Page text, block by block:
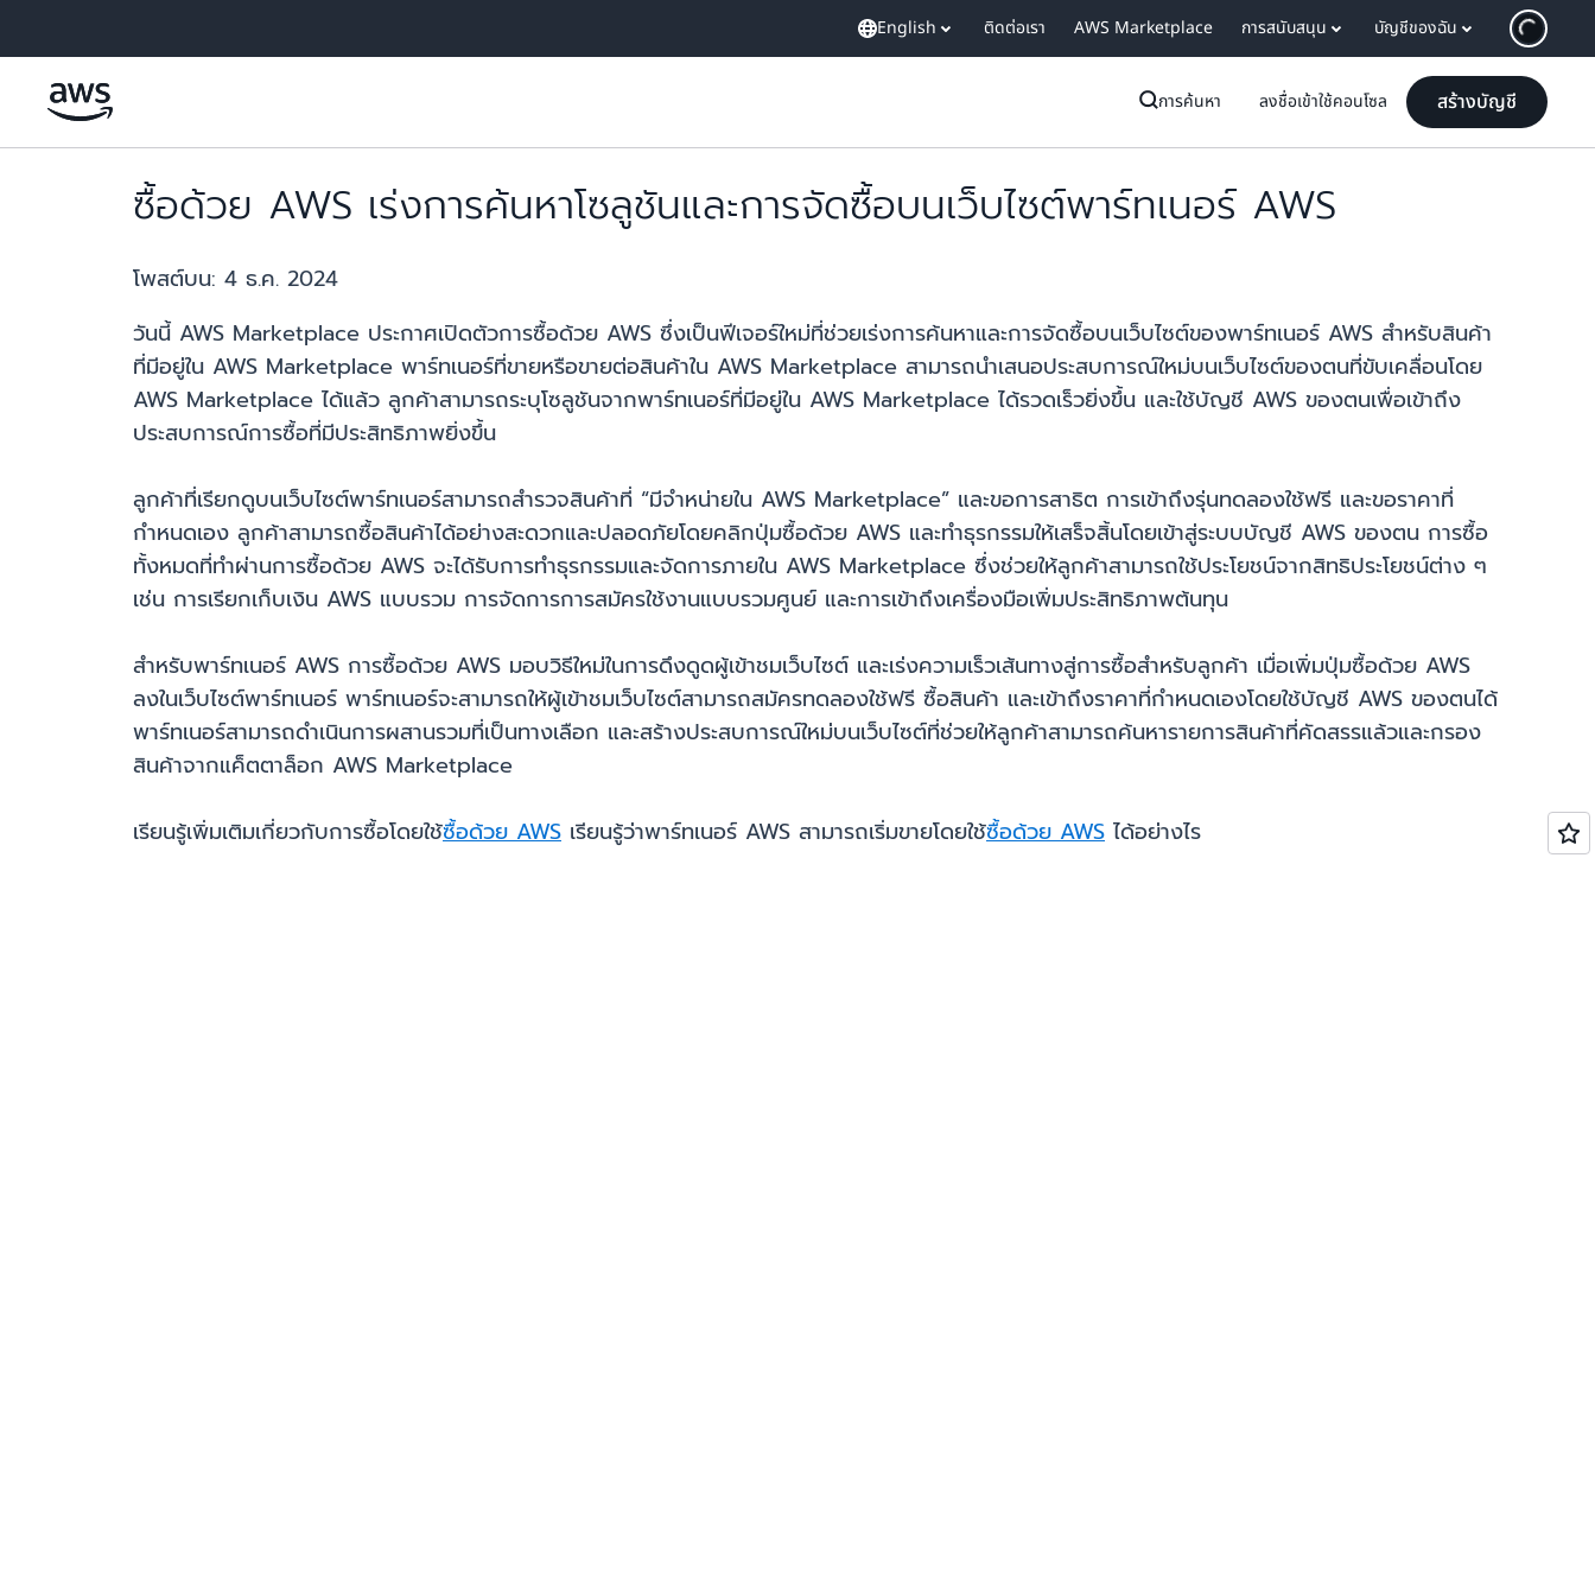
English ติดต่อเรา AWS Marketplace การสนับสนุน บัญชีของฉัน
การค้นหา ลงชื่อเข้าใช้คอนโซล สร้างบัญชี
ซื้อด้วย AWS เร่งการค้นหาโซลูชันและการจัดซื้อบนเว็บไซต์พาร์ทเนอร์ AWS
โพสต์บน: 4 ธ.ค. 2024
วันนี้ AWS Marketplace ประกาศเปิดตัวการซื้อด้วย AWS ซึ่งเป็นฟีเจอร์ใหม่ที่ช่วยเร่งการค้นหาและการจัดซื้อบนเว็บไซต์ของพาร์ทเนอร์ AWS สำหรับสินค้า
ที่มีอยู่ใน AWS Marketplace พาร์ทเนอร์ที่ขายหรือขายต่อสินค้าใน AWS Marketplace สามารถนำเสนอประสบการณ์ใหม่บนเว็บไซต์ของตนที่ขับเคลื่อนโดย
AWS Marketplace ได้แล้ว ลูกค้าสามารถระบุโซลูชันจากพาร์ทเนอร์ที่มีอยู่ใน AWS Marketplace ได้รวดเร็วยิ่งขึ้น และใช้บัญชี AWS ของตนเพื่อเข้าถึง
ประสบการณ์การซื้อที่มีประสิทธิภาพยิ่งขึ้น
ลูกค้าที่เรียกดูบนเว็บไซต์พาร์ทเนอร์สามารถสำรวจสินค้าที่ “มีจำหน่ายใน AWS Marketplace” และขอการสาธิต การเข้าถึงรุ่นทดลองใช้ฟรี และขอราคาที่
กำหนดเอง ลูกค้าสามารถซื้อสินค้าได้อย่างสะดวกและปลอดภัยโดยคลิกปุ่มซื้อด้วย AWS และทำธุรกรรมให้เสร็จสิ้นโดยเข้าสู่ระบบบัญชี AWS ของตน การซื้อ
ทั้งหมดที่ทำผ่านการซื้อด้วย AWS จะได้รับการทำธุรกรรมและจัดการภายใน AWS Marketplace ซึ่งช่วยให้ลูกค้าสามารถใช้ประโยชน์จากสิทธิประโยชน์ต่าง ๆ
เช่น การเรียกเก็บเงิน AWS แบบรวม การจัดการการสมัครใช้งานแบบรวมศูนย์ และการเข้าถึงเครื่องมือเพิ่มประสิทธิภาพต้นทุน
สำหรับพาร์ทเนอร์ AWS การซื้อด้วย AWS มอบวิธีใหม่ในการดึงดูดผู้เข้าชมเว็บไซต์ และเร่งความเร็วเส้นทางสู่การซื้อสำหรับลูกค้า เมื่อเพิ่มปุ่มซื้อด้วย AWS
ลงในเว็บไซต์พาร์ทเนอร์ พาร์ทเนอร์จะสามารถให้ผู้เข้าชมเว็บไซต์สามารถสมัครทดลองใช้ฟรี ซื้อสินค้า และเข้าถึงราคาที่กำหนดเองโดยใช้บัญชี AWS ของตนได้
พาร์ทเนอร์สามารถดำเนินการผสานรวมที่เป็นทางเลือก และสร้างประสบการณ์ใหม่บนเว็บไซต์ที่ช่วยให้ลูกค้าสามารถค้นหารายการสินค้าที่คัดสรรแล้วและกรอง
สินค้าจากแค็ตตาล็อก AWS Marketplace
เรียนรู้เพิ่มเติมเกี่ยวกับการซื้อโดยใช้ซื้อด้วย AWS เรียนรู้ว่าพาร์ทเนอร์ AWS สามารถเริ่มขายโดยใช้ซื้อด้วย AWS ได้อย่างไร